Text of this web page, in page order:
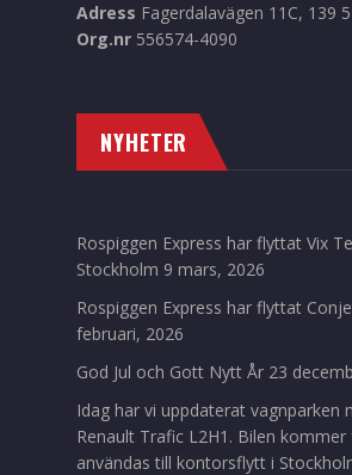
Adress Fagerdalavägen 11C, 139
Org.nr 556574-4090
NYHETER
Rospiggen Express har flyttat Vix
Stockholm 9 mars, 2026
Rospiggen Express har flyttat
februari, 2026
God Jul och Gott Nytt År 23
Idag har vi uppdaterat vagnparken
Renault Trafic L2H1. Bilen
användas till kontorsflytt i